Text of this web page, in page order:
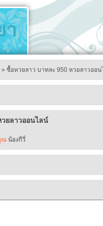
า
» ซื้อหวยลาว บาทละ 950 หวยลาวออน
ยลาวออนไลน์
ณ น้องกีวี่